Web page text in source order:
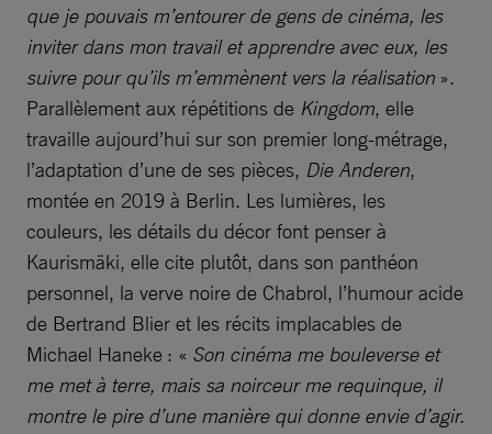
que je pouvais m’entourer de gens de cinéma, les
inviter dans mon travail et apprendre avec eux, les
suivre pour qu’ils m’emmènent vers la réalisation ».
Parallèlement aux répétitions de Kingdom, elle
travaille aujourd’hui sur son premier long-métrage,
l’adaptation d’une de ses pièces, Die Anderen,
montée en 2019 à Berlin. Les lumières, les
couleurs, les détails du décor font penser à
Kaurismäki, elle cite plutôt, dans son panthéon
personnel, la verve noire de Chabrol, l’humour acide
de Bertrand Blier et les récits implacables de
Michael Haneke : « Son cinéma me bouleverse et
me met à terre, mais sa noirceur me requinque, il
montre le pire d’une manière qui donne envie d’agir.